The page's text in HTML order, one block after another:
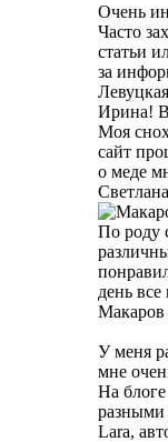
Очень
Часто
статьи
за
Ирина!
Моя
сайт
о меде
По роду
день
Макаров
У меня
мне
На
разными
Lara,